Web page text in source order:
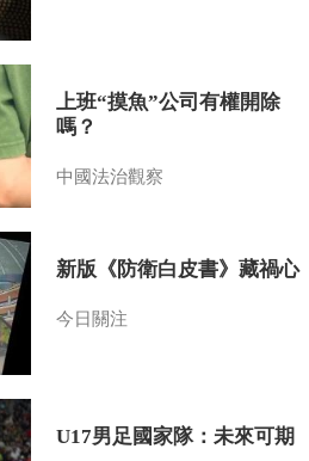
上班“摸魚”公司有權開除
嗎？
中國法治觀察
新版《防衛白皮書》藏禍心
今日關注
U17男足國家隊：未來可期